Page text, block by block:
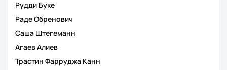
Рудди Буке
Раде Обренович
Саша Штегеманн
Агаев Алиев
Трастин Фарруджа Канн